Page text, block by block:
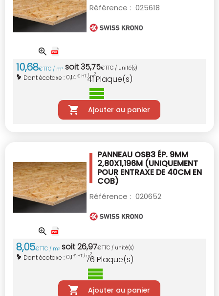
Référence : 025618
10,68€TTC / m2 soit35,75€TTC / unité(s)
Dont écotaxe : 0,14€ HT / m2
41Plaque(s)
Ajouter au panier
PANNEAU OSB3 ÉP. 9MM
2,80X1,196M (UNIQUEMENT
POUR ENTRAXE DE 40CM EN
COB)
Référence : 020652
8,05€TTC / m2 soit26,97€TTC / unité(s)
Dont écotaxe : 0,1 € HT / m2
76 Plaque(s)
Ajouter au panier